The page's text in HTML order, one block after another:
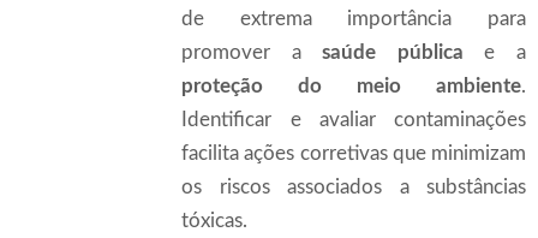
de extrema importância para
promover asaúde pública e a
proteção do meio ambiente.
Identificar e avaliar contaminações
facilita ações corretivas que minimizam
os riscos associados a substâncias
tóxicas.